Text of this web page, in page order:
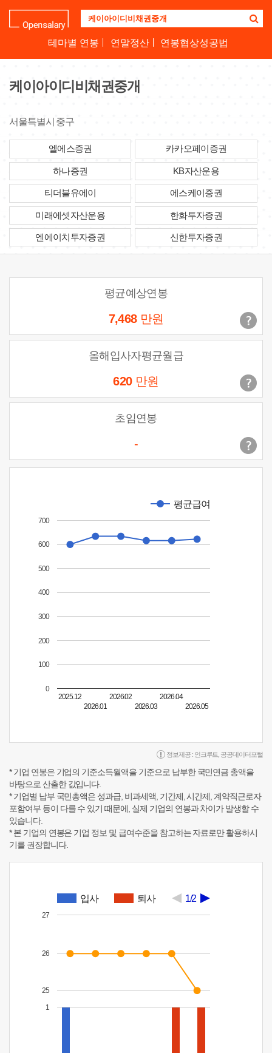
업
명
하
테마별 연봉 연말정산 연봉협상성공법
케이아이디비채권중개
서울특별시 중구
엘에스증권 카카오페이증권
하나증권 KB자산운용
티더블유에이 에스케이증권
미래에셋자산운용 한화투자증권
엔에이치투자증권 신한투자증권
평균예상연봉
7,468 만원
올해입사자평균월급
620 만원
초임연봉
-
평균급여
2025.12
2026.01
2026.02
2026.03
2026.04
2026.05
0
100
200
300
400
500
600
700
정보제공 : 인크루트 공공데이터포털
* 기업 연봉은 기업의 기준소득월액을 기준으로 납부한 국민연금 총액을
바탕으로 산출한 값입니다.
* 기업별 납부 국민총액은 성과급, 비과세액, 기간제, 시간제, 계약직근로자
포함여부 등이 다를 수 있기 때문에, 실제 기업의 연봉과 차이가 발생할 수
있습니다.
* 본 기업의 연봉은 기업 정보 및 급여수준을 참고하는 자료로만 활용하시
기를 권장합니다.
입사 퇴사 1/2
1
25
26
27